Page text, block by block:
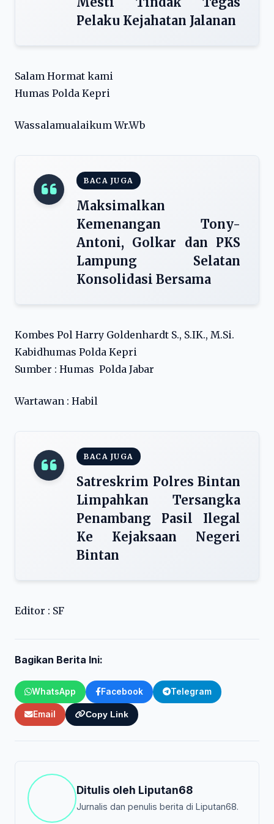
Pelaku Kejahatan Jalanan
Salam Hormat kami
Humas Polda Kepri
Wassalamualaikum Wr.Wb
BACA JUGA
Maksimalkan
Kemenangan Tony-
Antoni, Golkar dan PKS
Lampung Selatan
Konsolidasi Bersama
Kombes Pol Harry Goldenhardt S., S.IK., M.Si.
Kabidhumas Polda Kepri
Sumber : Humas Polda Jabar
Wartawan : Habil
BACA JUGA
Satreskrim Polres Bintan
Limpahkan Tersangka
Penambang Pasil Ilegal
Ke Kejaksaan Negeri
Bintan
Editor : SF
Bagikan Berita Ini:
WhatsApp Facebook Telegram
Email Copy Link
Ditulis oleh Liputan68
Jurnalis dan penulis berita di Liputan68.